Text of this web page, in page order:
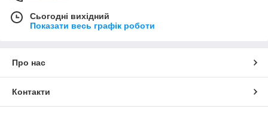
Сьогодні вихідний
Показати весь графік роботи
Про нас
Контакти